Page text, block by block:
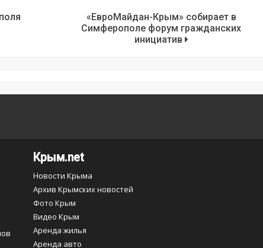
«ЕвроМайдан-Крым» собирает в
Симферополе форум гражданских
инициатив
Крым.net
Новости Крыма
Архив Крымских новостей
Фото Крым
Видео Крым
Аренда жилья
Аренда авто